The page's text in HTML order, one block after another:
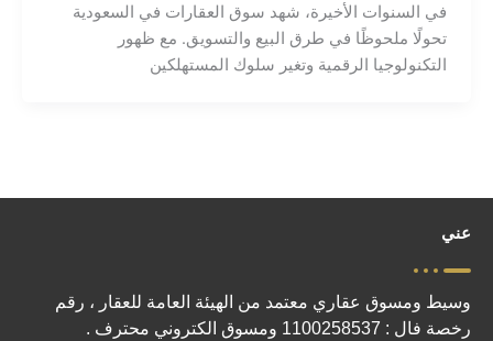
في السنوات الأخيرة، شهد سوق العقارات في السعودية
تحولًا ملحوظًا في طرق البيع والتسويق. مع ظهور
التكنولوجيا الرقمية وتغير سلوك المستهلكين
عني
وسيط ومسوق عقاري معتمد من الهيئة العامة للعقار ، رقم
رخصة فال : 1100258537 ومسوق الكتروني محترف .